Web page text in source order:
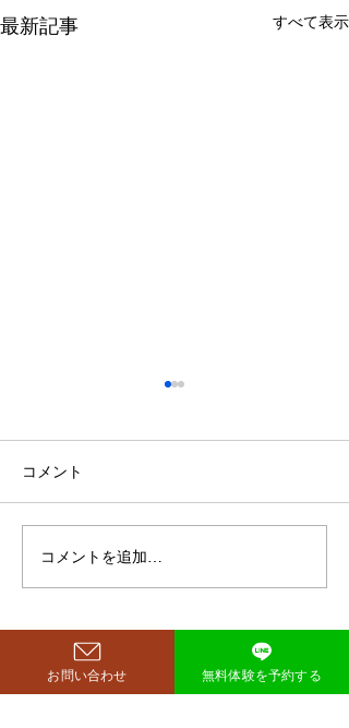
最新記事 すべて表示
空気階段・鈴木もぐらさん
重123キロから85キロへ、マ
イナス38キロのダイエットに
リー・若林正恭さんも驚きを
見せており、SNSでも大きく
注目を集めています。 鈴木も
コメント
コメントを追加…
西尾市のパーソナルジム
お問い合わせ 無料体験を予約する